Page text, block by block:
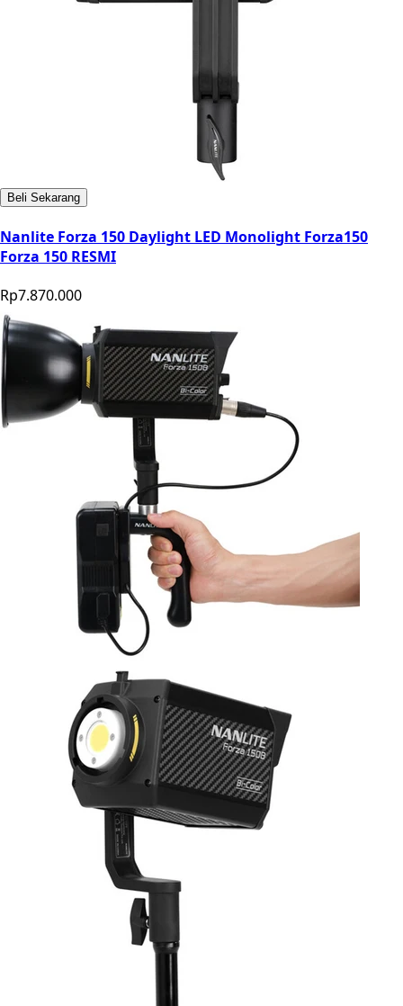
Beli Sekarang
Nanlite Forza 150 Daylight LED Monolight Forza150
Forza 150 RESMI
Rp7.870.000